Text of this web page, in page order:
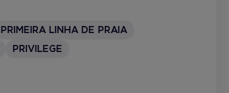
PRIMEIRA LINHA DE PRAIA
PRIVILEGE